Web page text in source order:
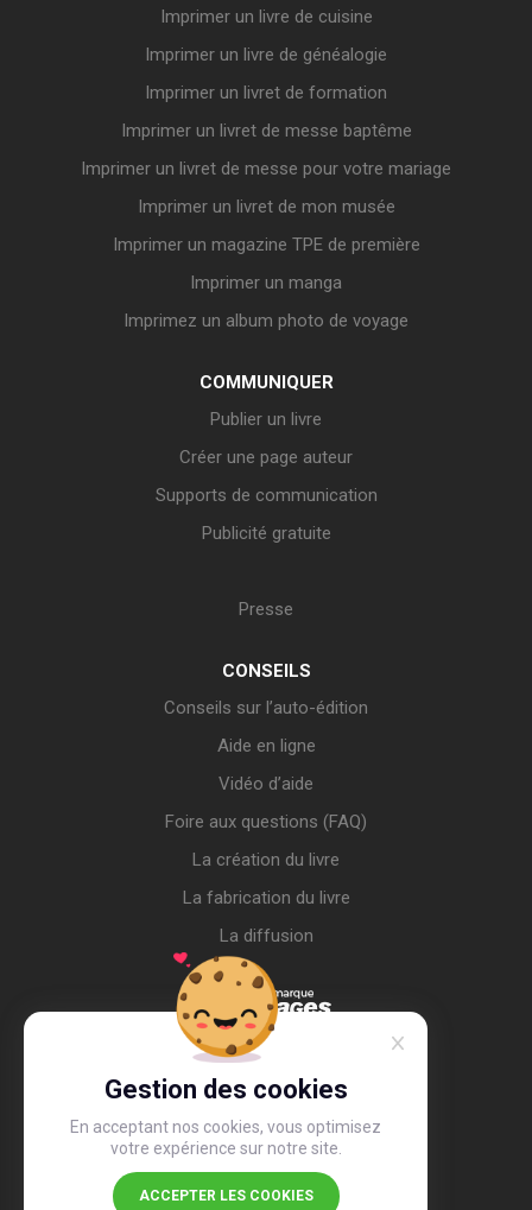
Gestion des cookies
En acceptant nos cookies, vous optimisez
votre expérience sur notre site.
ACCEPTER LES COOKIES
Imprimer un livre de cuisine
Imprimer un livre de généalogie
Imprimer un livret de formation
Imprimer un livret de messe baptême
Imprimer un livret de messe pour votre mariage
Imprimer un livret de mon musée
Imprimer un magazine TPE de première
Imprimer un manga
Imprimez un album photo de voyage
COMMUNIQUER
Publier un livre
Créer une page auteur
Supports de communication
Publicité gratuite
Presse
CONSEILS
Conseils sur l’auto-édition
Aide en ligne
Vidéo d’aide
Foire aux questions (FAQ)
La création du livre
La fabrication du livre
La diffusion